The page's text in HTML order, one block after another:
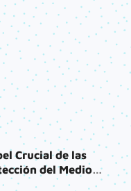
Crucial de las
del Medio